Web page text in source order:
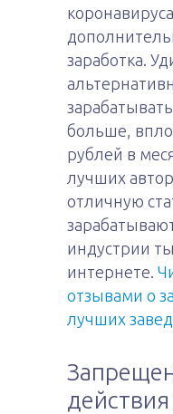
заработка.
больше,
рублей в
лучших
отличную
индустрии
интернете.
отзывами о
лучших